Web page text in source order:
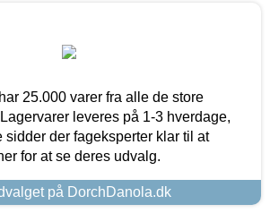
25.000 varer fra alle de store
leveres på 1-3 hverdage,
sidder der fageksperter klar til at
for at se deres udvalg.
på DorchDanola.dk